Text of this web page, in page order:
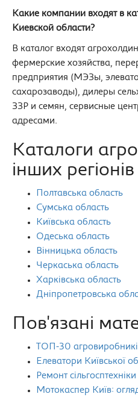
Какие компании входят в
Киевской области?
В каталог входят
фермерские хозяйства,
предприятия (МЭЗы,
сахарозаводы), дилеры
ЗЗР и семян, сервисные
адресами.
Каталоги
інших регіонів
Полтавська область
Сумська область
Київська область
Одеська область
Вінницька область
Черкаська область
Харківська область
Дніпропетровська
Пов'язані
ТОП-30
Елеватори Київської
Ремонт
Мотокаспер Київ: